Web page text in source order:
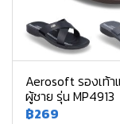
Aerosoft รองเท้า
ผู้ชาย รุ่น MP4913
฿269